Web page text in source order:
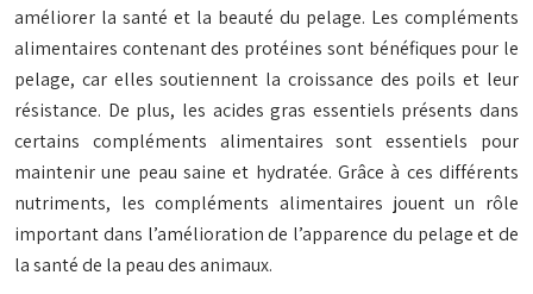
améliorer la santé et la beauté du pelage. Les compléments
alimentaires contenant des protéines sont bénéfiques pour le
pelage, car elles soutiennent la croissance des poils et leur
résistance. De plus, les acides gras essentiels présents dans
certains compléments alimentaires sont essentiels pour
maintenir une peau saine et hydratée. Grâce à ces différents
nutriments, les compléments alimentaires jouent un rôle
important dans l’amélioration de l’apparence du pelage et de
la santé de la peau des animaux.